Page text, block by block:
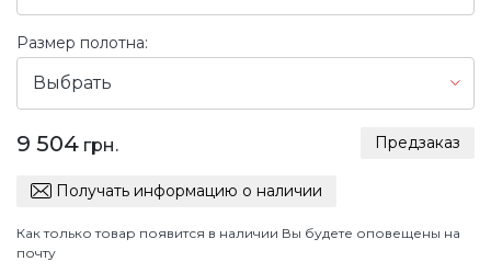
Размер полотна:
Выбрать
9 504 грн. Предзаказ
Получать информацию о наличии
Как только товар появится в наличии Вы будете оповещены на
почту